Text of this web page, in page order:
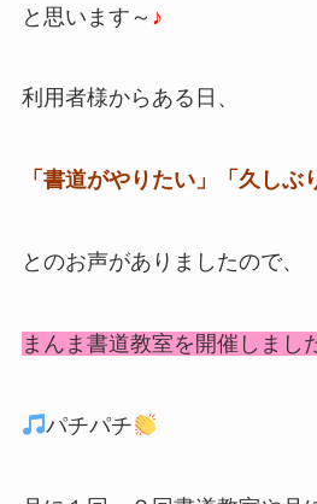
と思います～ ♪
利用者様からある日、
「書道がやりたい」「久しぶ
とのお声がありましたので、
まんま書道教室を開催しまし
パチパチ